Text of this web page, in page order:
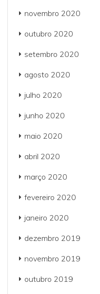
novembro 2020
outubro 2020
setembro 2020
agosto 2020
julho 2020
junho 2020
maio 2020
abril 2020
março 2020
fevereiro 2020
janeiro 2020
dezembro 2019
novembro 2019
outubro 2019